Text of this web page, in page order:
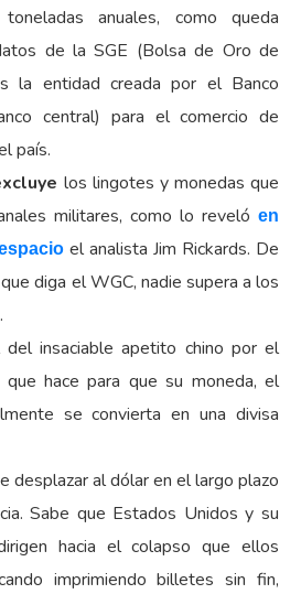
anuales, como queda
de la SGE (Bolsa de Oro de
la entidad creada por el Banco
central) para el comercio de
país.
los lingotes y monedas que
militares, como lo reveló en
el analista Jim Rickards. De
diga el WGC, nadie supera a los
del insaciable apetito chino por el
hace para que su moneda, el
se convierta en una divisa
desplazar al dólar en el largo plazo
Sabe que Estados Unidos y su
hacia el colapso que ellos
imprimiendo billetes sin fin,